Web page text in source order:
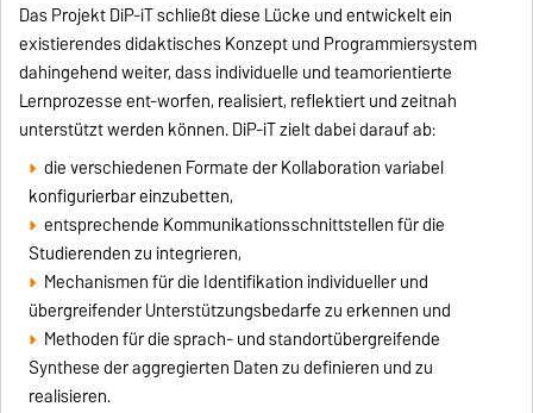
Das Projekt DiP-iT schließt diese Lücke und entwickelt ein
existierendes didaktisches Konzept und Programmiersystem
dahingehend weiter, dass individuelle und teamorientierte
Lernprozesse ent-worfen, realisiert, reflektiert und zeitnah
unterstützt werden können. DiP-iT zielt dabei darauf ab:
die verschiedenen Formate der Kollaboration variabel
konfigurierbar einzubetten,
entsprechende Kommunikationsschnittstellen für die
Studierenden zu integrieren,
Mechanismen für die Identifikation individueller und
übergreifender Unterstützungsbedarfe zu erkennen und
Methoden für die sprach- und standortübergreifende
Synthese der aggregierten Daten zu definieren und zu
realisieren.